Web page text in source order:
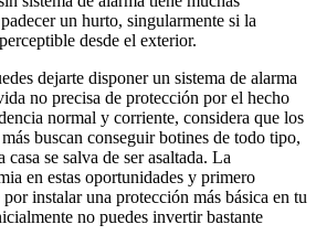
un hurto, singularmente si la
desde el exterior.
dejarte disponer un sistema de alarma
no precisa de protección por el hecho
normal y corriente, considera que los
buscan conseguir botines de todo tipo,
se salva de ser asaltada. La
en estas oportunidades y primero
por instalar una protección más básica en tu
no puedes invertir bastante